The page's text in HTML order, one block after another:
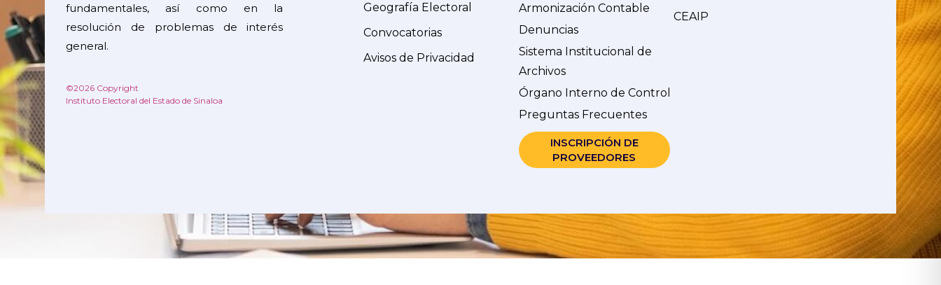
fundamentales, así como en la
resolución de problemas de interés
general.
©2026 Copyright
Instituto Electoral del Estado de Sinaloa
Geografía Electoral
Convocatorias
Avisos de Privacidad
Armonización Contable
Denuncias
Sistema Institucional de
Archivos
Órgano Interno de Control
Preguntas Frecuentes
INSCRIPCIÓN DE
PROVEEDORES
CEAIP